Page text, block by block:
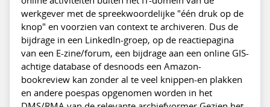
werkgever met de spreekwoordelijke "één druk op de
knop" en voorzien van context te archiveren. Dus de
bijdrage in een LinkedIn-groep, op de reactiepagina
van een E-zine/forum, een bijdrage aan een online GIS-
achtige database of desnoods een Amazon-
bookreview kan zonder al te veel knippen-en plakken
en andere poespas opgenomen worden in het